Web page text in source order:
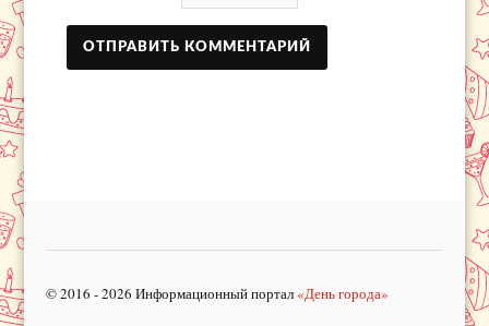
© 2016 - 2026 Информационный портал «День города»